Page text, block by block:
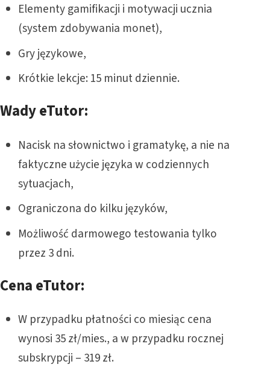
Elementy gamifikacji i motywacji ucznia
(system zdobywania monet),
Gry językowe,
Krótkie lekcje: 15 minut dziennie.
Wady eTutor:
Nacisk na słownictwo i gramatykę, a nie na
faktyczne użycie języka w codziennych
sytuacjach,
Ograniczona do kilku języków,
Możliwość darmowego testowania tylko
przez 3 dni.
Cena eTutor:
W przypadku płatności co miesiąc cena
wynosi 35 zł/mies., a w przypadku rocznej
subskrypcji – 319 zł.